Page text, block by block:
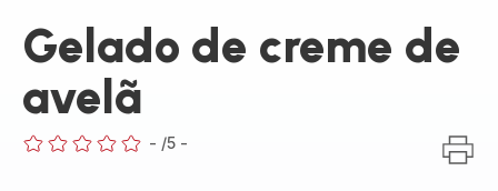
Gelado de creme de
avelã
- /5 -